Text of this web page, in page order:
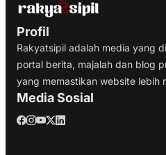
Profil
Rakyatsipil adalah media yang
portal berita, majalah dan blog
yang memastikan website lebih
Media Sosial